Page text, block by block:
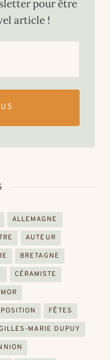
pour être
article !
ALLEMAGNE
AUTEUR
BRETAGNE
CÉRAMISTE
FÊTES
MARIE DUPUY